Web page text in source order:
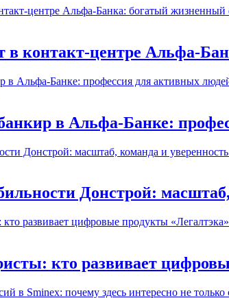
в контакт-центре Альфа-
в Альфа-Банке:
Донстрой:
кто развивает